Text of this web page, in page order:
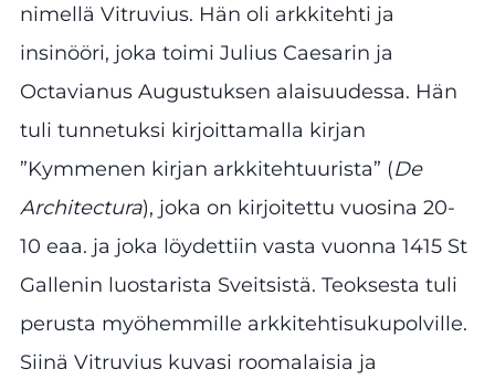
nimellä Vitruvius. Hän oli arkkitehti ja
insinööri, joka toimi Julius Caesarin ja
Octavianus Augustuksen alaisuudessa. Hän
tuli tunnetuksi kirjoittamalla kirjan
”Kymmenen kirjan arkkitehtuurista” (De
Architectura), joka on kirjoitettu vuosina 20-
10 eaa. ja joka löydettiin vasta vuonna 1415 St
Gallenin luostarista Sveitsistä. Teoksesta tuli
perusta myöhemmille arkkitehtisukupolville.
Siinä Vitruvius kuvasi roomalaisia ja